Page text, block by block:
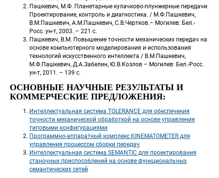
Пашкевич, М.Ф. Планетарные кулачково-плунжерные передачи.
Проектирование, контроль и диагностика. / М.Ф.Пашкевич,
В.М.Пашкевич, А.М.Пашкевич, С.В.Чертков.– Могилев: Бел.-
Росс. ун-т, 2003. – 221 с.
Пашкевич, В.М. Повышение точности механических передач на
основе компьютерного моделирования и использования
технологий искусственного интеллекта / В.М.Пашкевич,
М.Ф.Пашкевич, Д.А.Забелин, Ю.В.Козлов – Могилев: Бел.-Росс.
ун-т, 2011. – 139 с.
ОСНОВНЫЕ НАУЧНЫЕ РЕЗУЛЬТАТЫ И
КОММЕРЧЕСКИЕ ПРЕДЛОЖЕНИЯ:
Интеллектуальная система TOLERANCE для обеспечения
точности механической обработкой на основе управления
типовыми конфигурациями
Программно-аппаратный комплекс KINEMATOMETER для
управления процессом сборки передач
Интеллектуальная система SEMANTIC для проектирования
станочных приспособлений на основе функциональных
семантических сетей